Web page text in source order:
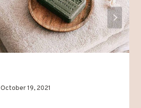
October 19, 2021